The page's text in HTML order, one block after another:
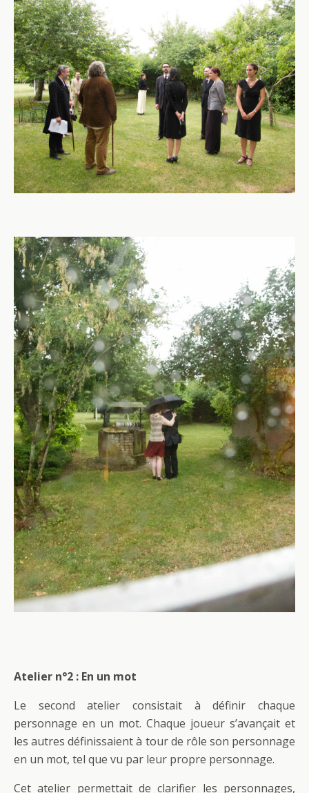
Atelier n°2 : En un mot
Le second atelier consistait à définir chaque
personnage en un mot. Chaque joueur s’avançait et
les autres définissaient à tour de rôle son personnage
en un mot, tel que vu par leur propre personnage.
Cet atelier permettait de clarifier les personnages,